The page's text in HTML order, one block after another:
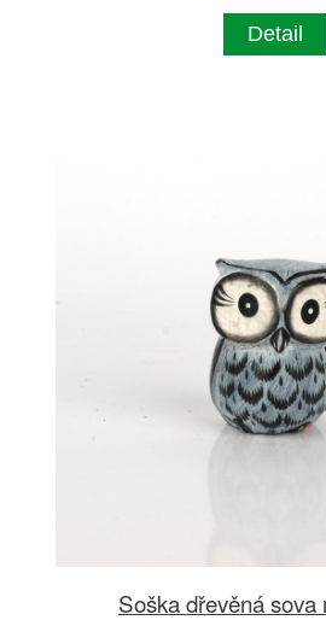
Detail
Soška dřevěná sova